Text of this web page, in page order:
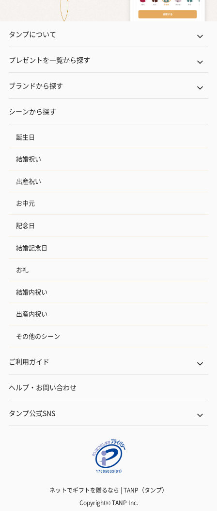
タンプについて
プレゼントを一覧から探す
ブランドから探す
シーンから探す
誕生日
結婚祝い
出産祝い
お中元
記念日
結婚記念日
お礼
結婚内祝い
出産内祝い
その他のシーン
ご利用ガイド
ヘルプ・お問い合わせ
タンプ公式SNS
ネットでギフトを贈るなら | TANP（タンプ）
Copyright© TANP Inc.